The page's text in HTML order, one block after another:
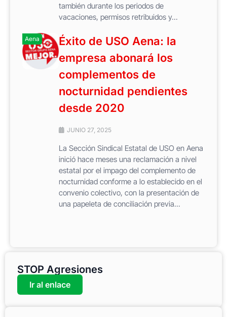
también durante los periodos de
vacaciones, permisos retribuidos y...
Aena
Éxito de USO Aena: la
empresa abonará los
complementos de
nocturnidad pendientes
desde 2020
JUNIO 27, 2025
La Sección Sindical Estatal de USO en Aena
inició hace meses una reclamación a nivel
estatal por el impago del complemento de
nocturnidad conforme a lo establecido en el
convenio colectivo, con la presentación de
una papeleta de conciliación previa...
STOP Agresiones
Ir al enlace